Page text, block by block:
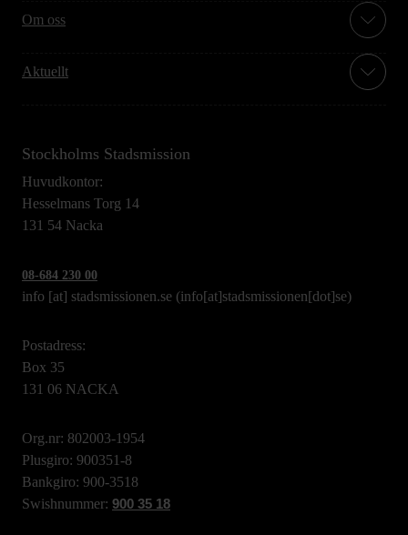
Om oss
Aktuellt
Stockholms Stadsmission
Huvudkontor:
Hesselmans Torg 14
131 54 Nacka
08-684 230 00
info [at] stadsmissionen.se (info[at]stadsmissionen[dot]se)
Postadress:
Box 35
131 06 NACKA
Org.nr: 802003-1954
Plusgiro: 900351-8
Bankgiro: 900-3518
Swishnummer: 900 35 18